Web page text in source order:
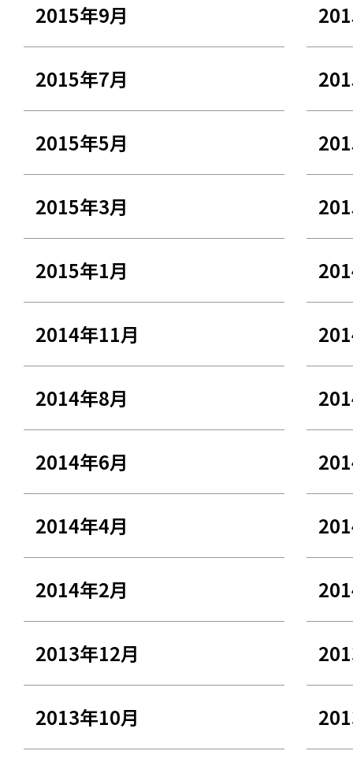
2015年9月
2015年7月
2015年5月
2015年3月
2015年1月
2014年11月
2014年8月
2014年6月
2014年4月
2014年2月
2013年12月
2013年10月